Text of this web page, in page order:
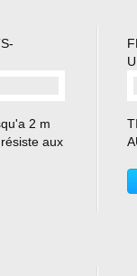
2 m
aux